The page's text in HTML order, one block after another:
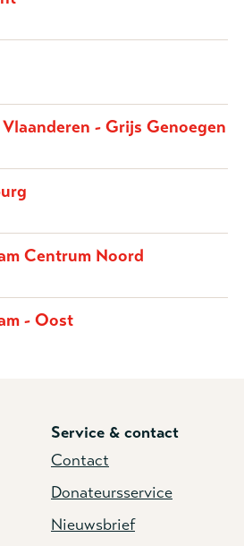
- Grijs Genoegen
Centrum Noord
- Oost
Service & contact
Contact
Donateursservice
Nieuwsbrief